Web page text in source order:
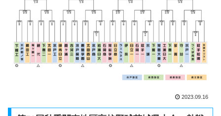
2023.09.16